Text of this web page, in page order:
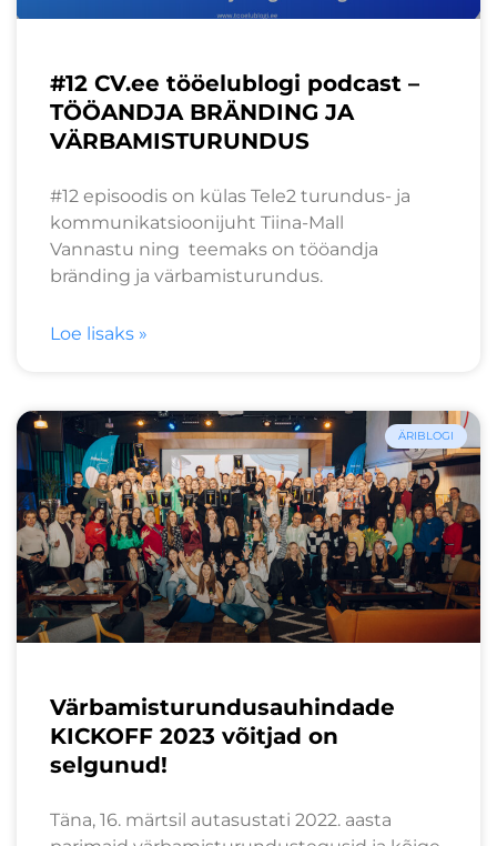
#12 CV.ee tööelublogi podcast –
TÖÖANDJA BRÄNDING JA
VÄRBAMISTURUNDUS
#12 episoodis on külas Tele2 turundus- ja
kommunikatsioonijuht Tiina-Mall
Vannastu ning teemaks on tööandja
bränding ja värbamisturundus.
Loe lisaks »
ÄRIBLOGI
Värbamisturundusauhindade
KICKOFF 2023 võitjad on
selgunud!
Täna, 16. märtsil autasustati 2022. aasta